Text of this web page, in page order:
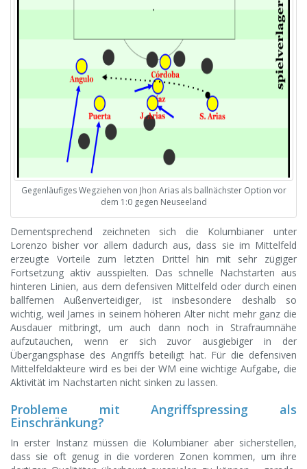
Gegenläufiges Wegziehen von Jhon Arias als ballnächster Option vor
dem 1:0 gegen Neuseeland
Dementsprechend zeichneten sich die Kolumbianer unter
Lorenzo bisher vor allem dadurch aus, dass sie im Mittelfeld
erzeugte Vorteile zum letzten Drittel hin mit sehr zügiger
Fortsetzung aktiv ausspielten. Das schnelle Nachstarten aus
hinteren Linien, aus dem defensiven Mittelfeld oder durch einen
ballfernen Außenverteidiger, ist insbesondere deshalb so
wichtig, weil James in seinem höheren Alter nicht mehr ganz die
Ausdauer mitbringt, um auch dann noch in Strafraumnähe
aufzutauchen, wenn er sich zuvor ausgiebiger in der
Übergangsphase des Angriffs beteiligt hat. Für die defensiven
Mittelfeldakteure wird es bei der WM eine wichtige Aufgabe, die
Aktivität im Nachstarten nicht sinken zu lassen.
Probleme mit Angriffspressing als
Einschränkung?
In erster Instanz müssen die Kolumbianer aber sicherstellen,
dass sie oft genug in die vorderen Zonen kommen, um ihre